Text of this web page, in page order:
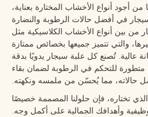
أجود أنواع الأخشاب المختارة بعناية،
في أفضل حالات الرطوبة والنضارة
من بين أنواع الأخشاب الكلاسيكية مثل
والتي تتميز جميعها بخصائص ممتازة
عالية. تُصنع كل علبة سيجار يدويًا بدقة
متطورة للتحكم في الرطوبة لضمان بقاء
حالاته، مما يُحسّن من ملمسه ونكهته.
تختاره، فإن حلولنا المصممة خصيصًا
وأهدافك الجمالية على أكمل وجه.